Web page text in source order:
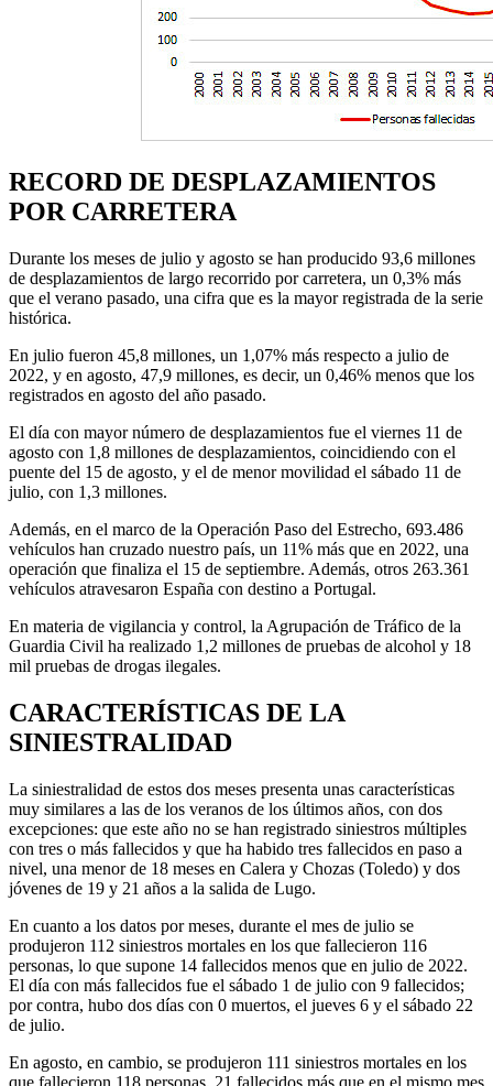
RECORD DE DESPLAZAMIENTOS
POR CARRETERA
Durante los meses de julio y agosto se han producido 93,6 millones
de desplazamientos de largo recorrido por carretera, un 0,3% más
que el verano pasado, una cifra que es la mayor registrada de la serie
histórica.
En julio fueron 45,8 millones, un 1,07% más respecto a julio de
2022, y en agosto, 47,9 millones, es decir, un 0,46% menos que los
registrados en agosto del año pasado.
El día con mayor número de desplazamientos fue el viernes 11 de
agosto con 1,8 millones de desplazamientos, coincidiendo con el
puente del 15 de agosto, y el de menor movilidad el sábado 11 de
julio, con 1,3 millones.
Además, en el marco de la Operación Paso del Estrecho, 693.486
vehículos han cruzado nuestro país, un 11% más que en 2022, una
operación que finaliza el 15 de septiembre. Además, otros 263.361
vehículos atravesaron España con destino a Portugal.
En materia de vigilancia y control, la Agrupación de Tráfico de la
Guardia Civil ha realizado 1,2 millones de pruebas de alcohol y 18
mil pruebas de drogas ilegales.
CARACTERÍSTICAS DE LA
SINIESTRALIDAD
La siniestralidad de estos dos meses presenta unas características
muy similares a las de los veranos de los últimos años, con dos
excepciones: que este año no se han registrado siniestros múltiples
con tres o más fallecidos y que ha habido tres fallecidos en paso a
nivel, una menor de 18 meses en Calera y Chozas (Toledo) y dos
jóvenes de 19 y 21 años a la salida de Lugo.
En cuanto a los datos por meses, durante el mes de julio se
produjeron 112 siniestros mortales en los que fallecieron 116
personas, lo que supone 14 fallecidos menos que en julio de 2022.
El día con más fallecidos fue el sábado 1 de julio con 9 fallecidos;
por contra, hubo dos días con 0 muertos, el jueves 6 y el sábado 22
de julio.
En agosto, en cambio, se produjeron 111 siniestros mortales en los
que fallecieron 118 personas, 21 fallecidos más que en el mismo mes